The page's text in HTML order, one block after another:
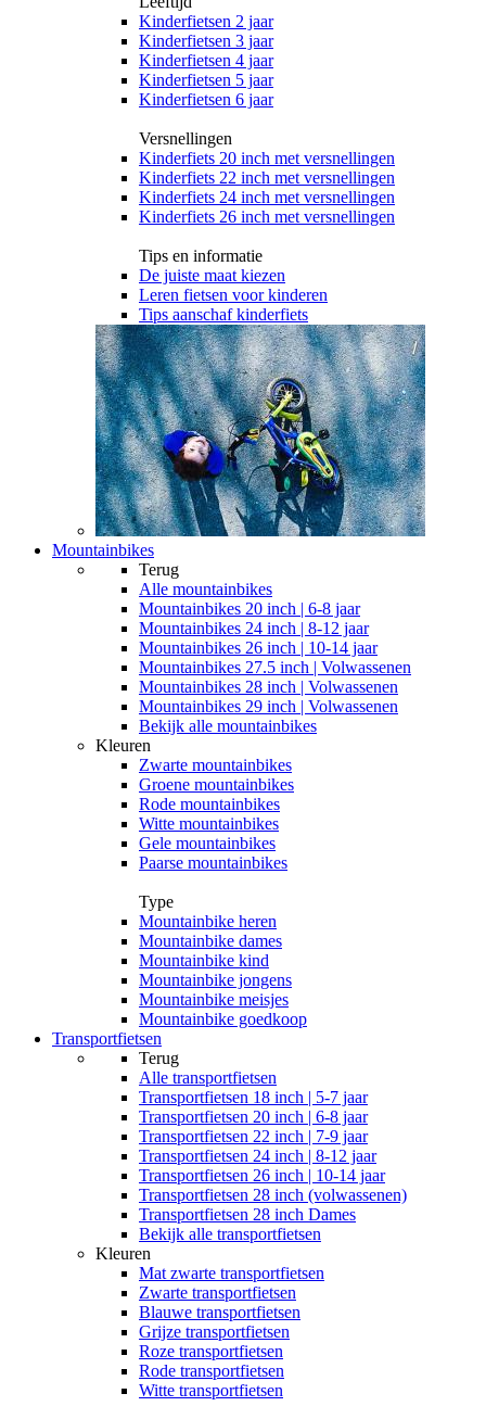
Kinderfietsen 2 jaar
Kinderfietsen 3 jaar
Kinderfietsen 4 jaar
Kinderfietsen 5 jaar
Kinderfietsen 6 jaar
Versnellingen
Kinderfiets 20 inch met versnellingen
Kinderfiets 22 inch met versnellingen
Kinderfiets 24 inch met versnellingen
Kinderfiets 26 inch met versnellingen
Tips en informatie
De juiste maat kiezen
Leren fietsen voor kinderen
Tips aanschaf kinderfiets
Mountainbikes
Terug
Alle mountainbikes
Mountainbikes 20 inch | 6-8 jaar
Mountainbikes 24 inch | 8-12 jaar
Mountainbikes 26 inch | 10-14 jaar
Mountainbikes 27.5 inch | Volwassenen
Mountainbikes 28 inch | Volwassenen
Mountainbikes 29 inch | Volwassenen
Bekijk alle mountainbikes
Kleuren
Zwarte mountainbikes
Groene mountainbikes
Rode mountainbikes
Witte mountainbikes
Gele mountainbikes
Paarse mountainbikes
Type
Mountainbike heren
Mountainbike dames
Mountainbike kind
Mountainbike jongens
Mountainbike meisjes
Mountainbike goedkoop
Transportfietsen
Terug
Alle transportfietsen
Transportfietsen 18 inch | 5-7 jaar
Transportfietsen 20 inch | 6-8 jaar
Transportfietsen 22 inch | 7-9 jaar
Transportfietsen 24 inch | 8-12 jaar
Transportfietsen 26 inch | 10-14 jaar
Transportfietsen 28 inch (volwassenen)
Transportfietsen 28 inch Dames
Bekijk alle transportfietsen
Kleuren
Mat zwarte transportfietsen
Zwarte transportfietsen
Blauwe transportfietsen
Grijze transportfietsen
Roze transportfietsen
Rode transportfietsen
Witte transportfietsen